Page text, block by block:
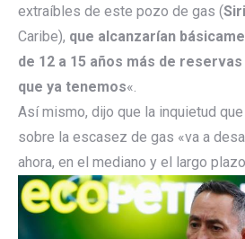
extraíbles de este pozo de gas (
Caribe), que alcanzarían
de 12 a 15 años más de
que ya tenemos«.
Así mismo, dijo que la inquietud
sobre la escasez de gas «va a
ahora, en el mediano y el largo